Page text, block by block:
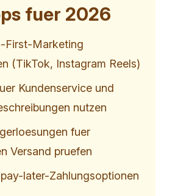
fuer 2026
First-Marketing
(TikTok, Instagram Reels)
Kundenservice und
nutzen
fuer
Versand pruefen
later-Zahlungsoptionen